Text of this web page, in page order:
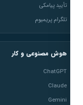
تأیید پیامکی
تلگرام پریمیوم
هوش مصنوعی و کار
ChatGPT
Claude
Gemini